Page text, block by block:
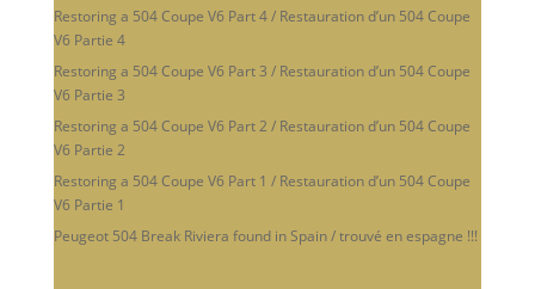
Restoring a 504 Coupe V6 Part 4 / Restauration d’un 504 Coupe
V6 Partie 4
Restoring a 504 Coupe V6 Part 3 / Restauration d’un 504 Coupe
V6 Partie 3
Restoring a 504 Coupe V6 Part 2 / Restauration d’un 504 Coupe
V6 Partie 2
Restoring a 504 Coupe V6 Part 1 / Restauration d’un 504 Coupe
V6 Partie 1
Peugeot 504 Break Riviera found in Spain / trouvé en espagne !!!